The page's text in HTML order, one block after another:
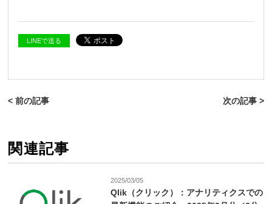
LINEで送る
< 前の記事 次の記事 >
関連記事
2025/03/05
Qlik（クリック）：アナリティクスでの